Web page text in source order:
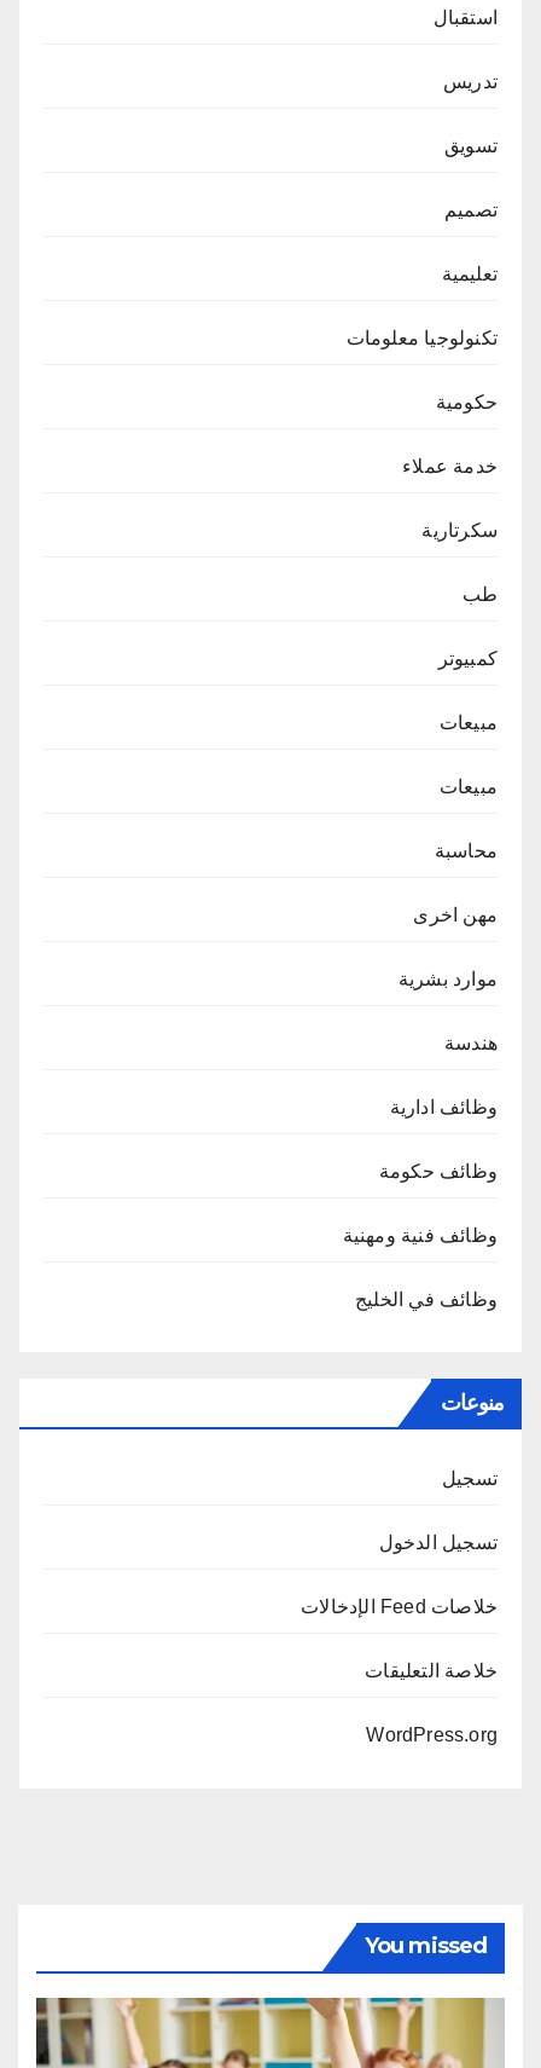
استقبال
تدريس
تسويق
تصميم
تعليمية
تكنولوجيا معلومات
حكومية
خدمة عملاء
سكرتارية
طب
كمبيوتر
مبيعات
مبيعات
محاسبة
مهن اخرى
موارد بشرية
هندسة
وظائف ادارية
وظائف حكومة
وظائف فنية ومهنية
وظائف في الخليج
منوعات
تسجيل
تسجيل الدخول
خلاصات Feed الإدخالات
خلاصة التعليقات
WordPress.org
You missed